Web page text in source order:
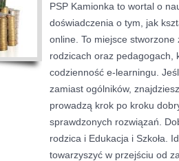
PSP Kamionka to wortal o
doświadczenia o tym, jak
online. To miejsce
rodzicach oraz pedagogach,
codzienność e-learningu.
zamiast ogólników,
prowadzą krok po kroku
sprawdzonych rozwiązań.
rodzica i Edukacja i Szkoła.
towarzyszyć w przejściu od